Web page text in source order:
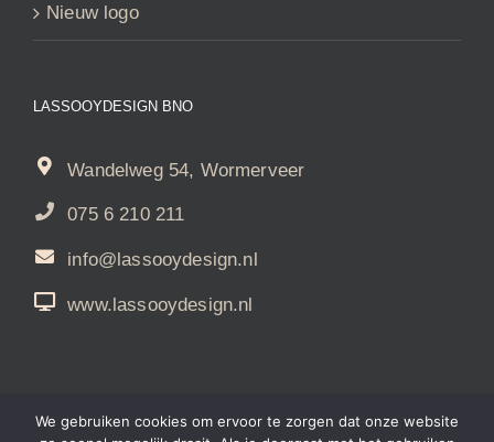
Nieuw logo
LASSOOYDESIGN BNO
Wandelweg 54, Wormerveer
075 6 210 211
info@lassooydesign.nl
www.lassooydesign.nl
© Copyright 2026 LassooyDesign |privacybeleid
We gebruiken cookies om ervoor te zorgen dat onze website